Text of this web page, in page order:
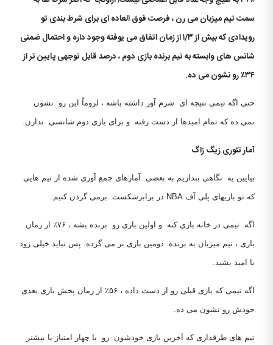
سمت تیم میزبان می رن ، فرصت فوق العاده ای برای شرط بندی تو
رویدادی که بیش از ۱/۳ از زمان اتفاق می یوفته وجود داره و احتمال ضمنی
شانس های وابسته به تیم برنده بازی دوم ، درصد قابل توجهی پایین تر از
۳۴٪ رو نشون می ده.
حتی اگه تیمی نتیجه ای شرم آور داشته باشه ، لزوماً این رو نشون
نمی ده که تمام امیدها از دست رفته و برای بازی دوم شانسی ندارن.
آمار تئوری زیگ زاگ
بیایین یه نگاهی بندازیم به بعضی آمارهای جمع آوری شده از تیم هایی
که تو بازیهای پلی آف NBA در برابرشکست برمی گردن کنیم.
اگه تیمی در خانه بازی کنه و اولین بازی رو برنده بشه ، ۷۶٪ از زمان
بازی ، تیم میزبان به برنده دومین بازی بر می گرده. پس نباید خیلی زود
نا امید بشید.
اگه تیمی که بازی قبلی رو از دست داده ، ۵۶٪ از زمان پخش بازی بعدی
خودش رو نشون می ده.
تیم های طرفداری که آخرین بازی خودشون رو با چهار امتیاز یا بیشتر